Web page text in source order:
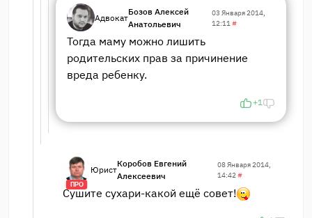
Адвокат
Бозов Алексей
Анатольевич
03 Января 2014,
12:11#
Тогда маму можно лишить
родительских прав за причинение
вреда ребенку.
+1
ПРО
Юрист
Коробов Евгений
Алексеевич
08 Января 2014,
14:42#
Сушите сухари-какой ещё совет!